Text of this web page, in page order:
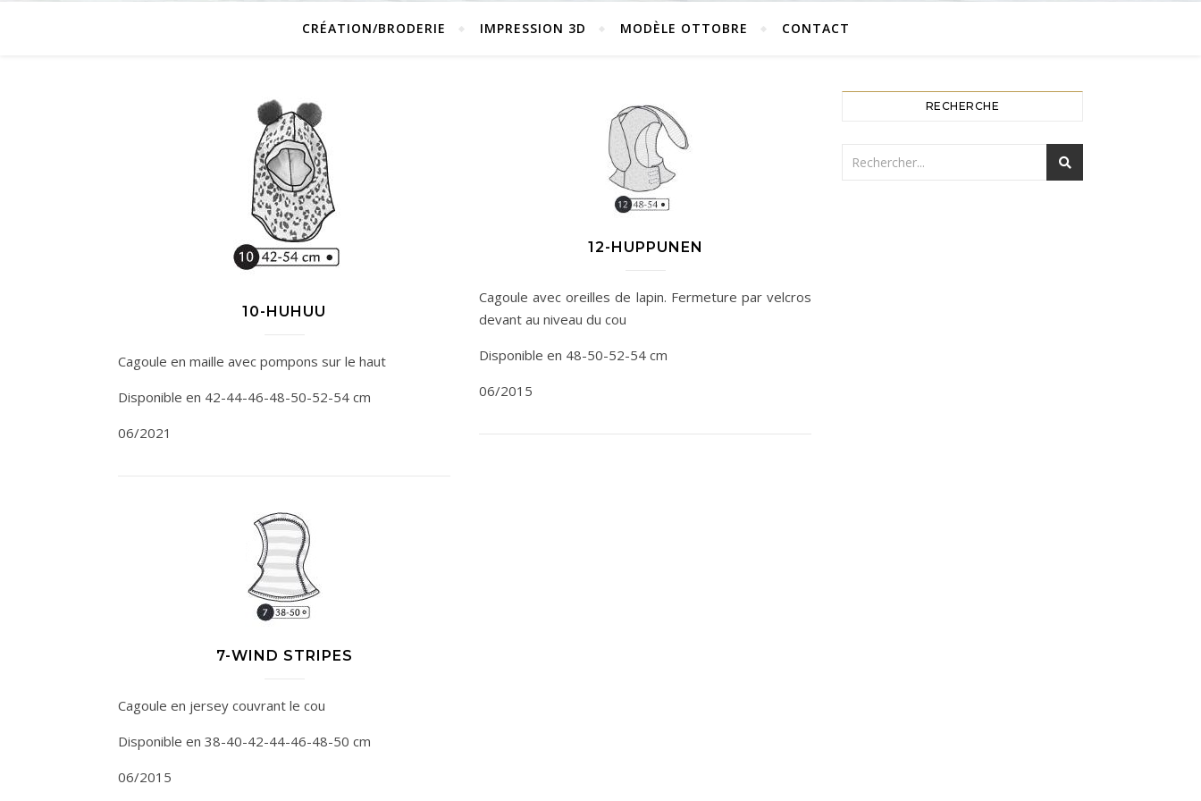
CRÉATION/BRODERIE IMPRESSION 3D MODÈLE OTTOBRE CONTACT
10-HUHUU
Cagoule en maille avec pompons sur le haut
Disponible en 42-44-46-48-50-52-54 cm
06/2021
12-HUPPUNEN
Cagoule avec oreilles de lapin. Fermeture par velcros
devant au niveau du cou
Disponible en 48-50-52-54 cm
06/2015
7-WIND STRIPES
Cagoule en jersey couvrant le cou
Disponible en 38-40-42-44-46-48-50 cm
06/2015
RECHERCHE